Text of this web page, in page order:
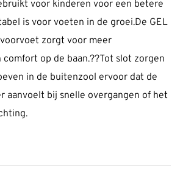
voor kinderen voor een betere
is voor voeten in de groei.De GEL
zorgt voor meer
op de baan.??Tot slot zorgen
in de buitenzool ervoor dat de
aanvoelt bij snelle overgangen of het